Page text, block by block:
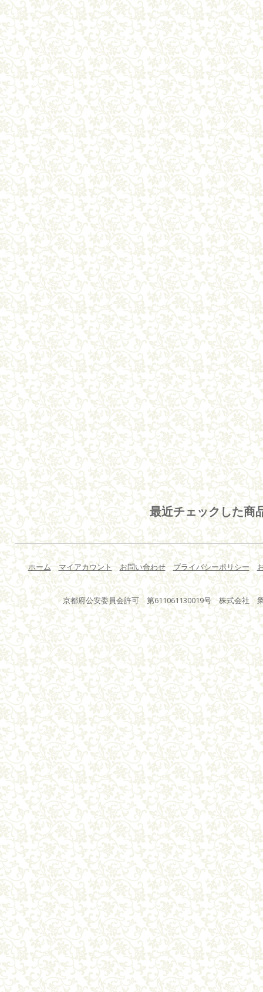
最近チェックした商
ホーム マイアカウント お問い合わせ プライバシーポリシー
京都府公安委員会許可 第611061130019号 株式会社